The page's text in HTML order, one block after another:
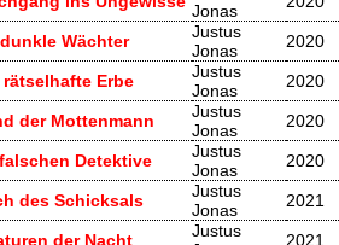
Jonas
Wächter
Justus
Jonas
2020
rätselhafte Erbe
Justus
Jonas
2020
der Mottenmann
Justus
Jonas
2020
Detektive
Justus
Jonas
2020
des Schicksals
Justus
Jonas
2021
der Nacht
Justus
2021